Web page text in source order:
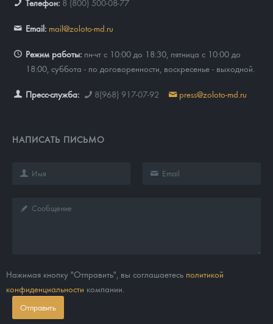
Телефон: 8 (800) 500-08-77
Email: mail@zoloto-md.ru
Режим работы: пн-чт с 10:00 до 18:30, пятница с 10:00 до
18:00, суббота - по договоренности, воскресенье - выходной.
Пресс-служба: 8(968) 917-07-92 press@zoloto-md.ru
НАПИСАТЬ ПИСЬМО
Нажимая кнопку "Отправить", вы соглашаетесь политикой
конфиденциальности компании.
Отправить